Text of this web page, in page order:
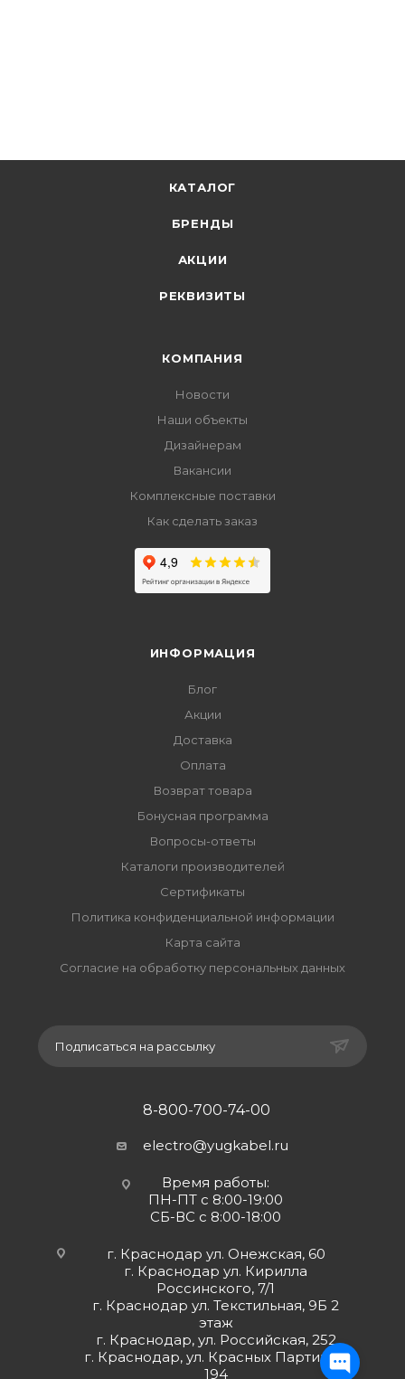
КАТАЛОГ
БРЕНДЫ
АКЦИИ
РЕКВИЗИТЫ
КОМПАНИЯ
Новости
Наши объекты
Дизайнерам
Вакансии
Комплексные поставки
Как сделать заказ
ИНФОРМАЦИЯ
Блог
Акции
Доставка
Оплата
Возврат товара
Бонусная программа
Вопросы-ответы
Каталоги производителей
Сертификаты
Политика конфиденциальной информации
Карта сайта
Согласие на обработку персональных данных
Подписаться на рассылку
8-800-700-74-00
electro@yugkabel.ru
Время работы:
ПН-ПТ с 8:00-19:00
СБ-ВС с 8:00-18:00
г. Краснодар ул. Онежская, 60
г. Краснодар ул. Кирилла
Россинского, 7/1
г. Краснодар ул. Текстильная, 9Б 2
этаж
г. Краснодар, ул. Российская, 252
г. Краснодар, ул. Красных Партизан,
194